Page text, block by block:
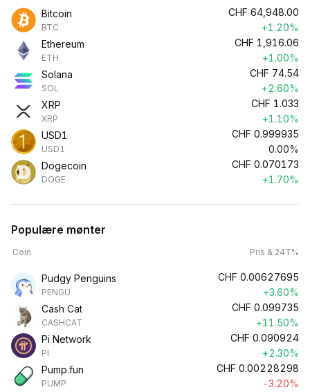
Bitcoin
BTC
CHF 64,948.00
+1.20%
Ethereum
ETH
CHF 1,916.06
+1.00%
Solana
SOL
CHF 74.54
+2.60%
XRP
XRP
CHF 1.033
+1.10%
USD1
USD1
CHF 0.999935
0.00%
Dogecoin
DOGE
CHF 0.070173
+1.70%
Populære mønter
Coin Pris & 24T%
Pudgy Penguins
PENGU
CHF 0.00627695
+3.60%
Cash Cat
CASHCAT
CHF 0.099735
+11.50%
Pi Network
PI
CHF 0.090924
+2.30%
Pump.fun
PUMP
CHF 0.00228298
-3.20%